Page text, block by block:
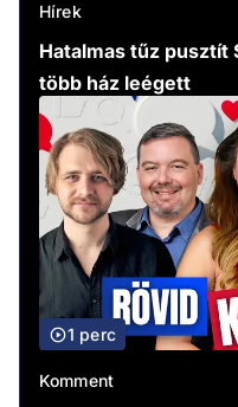
Hírek
Hatalmas tűz pusztít
több ház leégett
1 perc
Komment